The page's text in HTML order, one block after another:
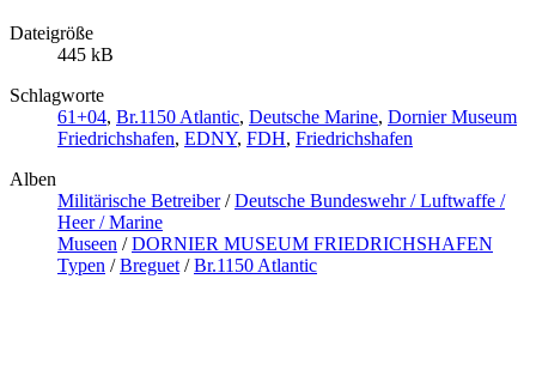
Dateigröße
445 kB
Schlagworte
61+04, Br.1150 Atlantic, Deutsche Marine, Dornier Museum
Friedrichshafen, EDNY, FDH, Friedrichshafen
Alben
Militärische Betreiber/Deutsche Bundeswehr / Luftwaffe /
Heer / Marine
Museen /DORNIER MUSEUM FRIEDRICHSHAFEN
Typen /Breguet /Br.1150 Atlantic